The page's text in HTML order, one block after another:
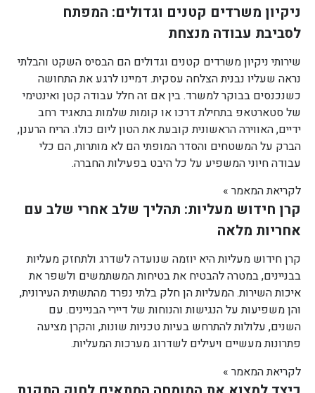
ניקיון משרדים קטנים וגדולים: המפתח
לסביבת עבודה מנצחת
שירותי ניקיון משרדים קטנים וגדולים הם הבסיס השקט והבלתי
נראה שעליו נבנית הצלחה עסקית. דמיינו לרגע את התחושה
כשנכנסים בבוקר למשרד. בין אם זה חלל עבודה קטן ואינטימי
של סטארטאפ בתחילת דרכו או קומות שלמות בתאגיד רחב
ידיים, האווירה הראשונית קובעת את הטון ליום כולו. הריח הרענן,
הברק על המשטחים והסדר המופתי הם לא מותרות, הם כלי
עבודה חיוני המשפיע על כל היבט בפעילות החברה.
לקריאת המאמר »
קרן חידוש מעליות: תהליך שלב אחרי שלב עם
אחריות מלאה
קרן חידוש מעליות היא יוזמה שנועדה לשדרג ולתחזק מעליות
בבניינים, במטרה להבטיח את בטיחות המשתמשים ולשפר את
איכות השירות. המעליות הן חלק בלתי נפרד מהתשתית העירונית,
והן משפיעות על הנגישות והנוחות של דיירי הבניינים. עם
השנים, עלולות להתרחש בעיות טכניות שונות, והקרן מציעה
פתרונות מעשיים ויעילים לשדרוג מערכות המעליות.
לקריאת המאמר »